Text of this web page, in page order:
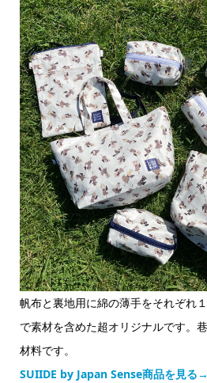
帆布と裏地用に綿の薄手をそれぞれ
で素材を含めた超オリジナルです。
材料です。
SUIIDE by Japan Sense商品を見る→